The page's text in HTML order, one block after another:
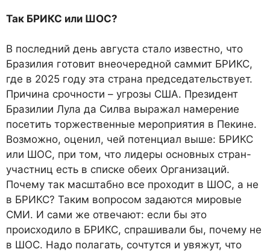
Так БРИКС или ШОС?
В последний день августа стало известно, что
Бразилия готовит внеочередной саммит БРИКС,
где в 2025 году эта страна председательствует.
Причина срочности – угрозы США. Президент
Бразилии Лула да Силва выражал намерение
посетить торжественные мероприятия в Пекине.
Возможно, оценил, чей потенциал выше: БРИКС
или ШОС, при том, что лидеры основных стран-
участниц есть в списке обеих Организаций.
Почему так масштабно все проходит в ШОС, а не
в БРИКС? Таким вопросом задаются мировые
СМИ. И сами же отвечают: если бы это
происходило в БРИКС, спрашивали бы, почему не
в ШОС. Надо полагать, сочтутся и увяжут, что